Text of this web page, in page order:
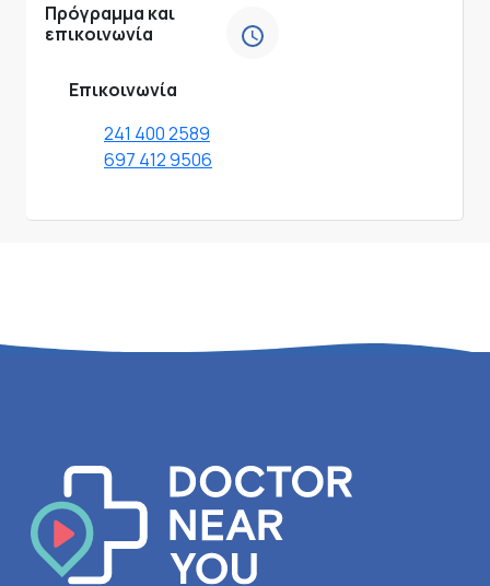
Πρόγραμμα και
επικοινωνία
Επικοινωνία
241 400 2589
697 412 9506